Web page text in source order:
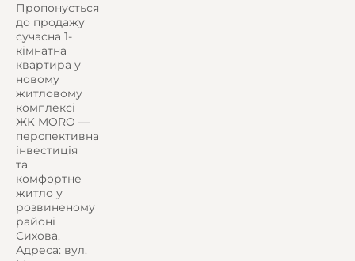
Пропонується
до продажу
сучасна 1-
кімнатна
квартира у
новому
житловому
комплексі
ЖК MORO —
перспективна
інвестиція
та
комфортне
житло у
розвиненому
районі
Сихова.
Адреса: вул.